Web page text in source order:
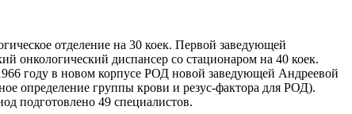
отделение на 30 коек. Первой заведующей
онкологический диспансер со стационаром на 40 коек.
году в новом корпусе РОД новой заведующей Андреевой
определение группы крови и резус-фактора для РОД).
подготовлено 49 специалистов.